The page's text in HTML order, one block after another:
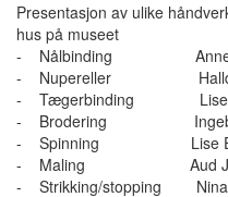
Presentasjon av ulike
hus på museet
- Nålbinding Anne
- Nupereller Halldis
- Tægerbinding Lise
- Brodering
- Spinning Lise
- Maling Aud
- Strikking/stopping Nina